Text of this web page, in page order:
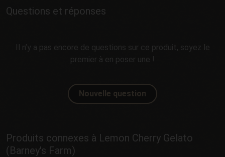
Questions et réponses
Il n’y a pas encore de questions sur ce produit, soyez le
premier à en poser une !
Nouvelle question
Produits connexes à Lemon Cherry Gelato
(Barney's Farm)